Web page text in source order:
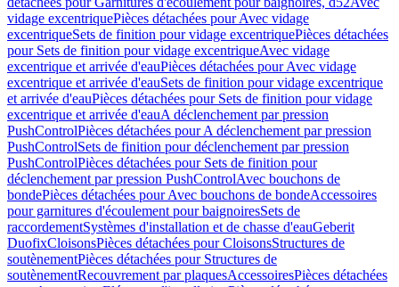
vidage excentriquePièces détachées pour Avec vidage
excentriqueSets de finition pour vidage excentriquePièces détachées
pour Sets de finition pour vidage excentriqueAvec vidage
excentrique et arrivée d'eauPièces détachées pour Avec vidage
excentrique et arrivée d'eauSets de finition pour vidage excentrique
et arrivée d'eauPièces détachées pour Sets de finition pour vidage
excentrique et arrivée d'eauA déclenchement par pression
PushControlPièces détachées pour A déclenchement par pression
PushControlSets de finition pour déclenchement par pression
PushControlPièces détachées pour Sets de finition pour
déclenchement par pression PushControlAvec bouchons de
bondePièces détachées pour Avec bouchons de bondeAccessoires
pour garnitures d'écoulement pour baignoiresSets de
raccordementSystèmes d'installation et de chasse d'eauGeberit
DuofixCloisonsPièces détachées pour CloisonsStructures de
soutènementPièces détachées pour Structures de
soutènementRecouvrement par plaquesAccessoiresPièces détachées